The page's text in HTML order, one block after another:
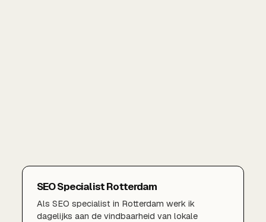
SEO Specialist Rotterdam
Als SEO specialist in Rotterdam werk ik
dagelijks aan de vindbaarheid van lokale